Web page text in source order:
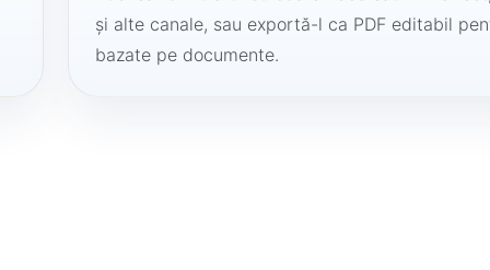
și alte canale, sau exportă-l ca PDF editabil
bazate pe documente.